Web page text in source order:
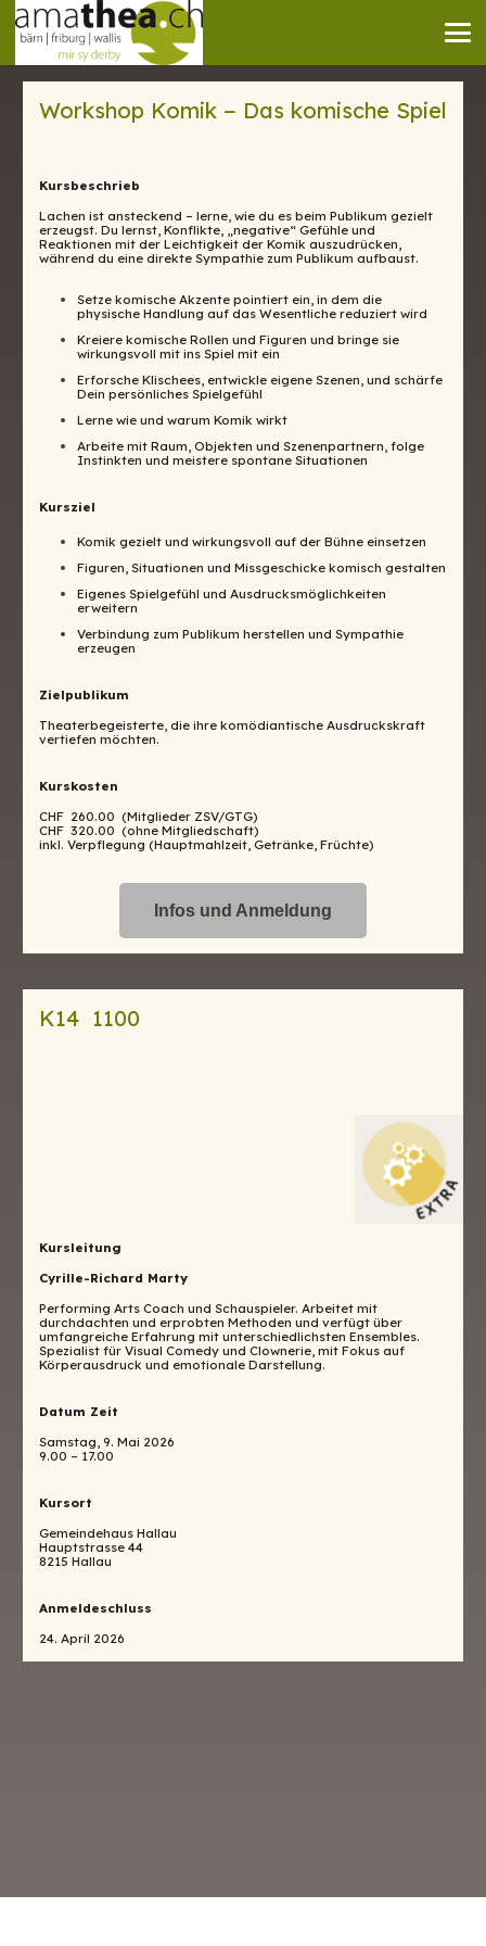
Workshop Komik − Das komische Spiel
Kursbeschrieb
Lachen ist ansteckend – lerne, wie du es beim Publikum gezielt
erzeugst. Du lernst, Konflikte, „negative“ Gefühle und
Reaktionen mit der Leichtigkeit der Komik auszudrücken,
während du eine direkte Sympathie zum Publikum aufbaust.
Setze komische Akzente pointiert ein, in dem die
physische Handlung auf das Wesentliche reduziert wird
Kreiere komische Rollen und Figuren und bringe sie
wirkungsvoll mit ins Spiel mit ein
Erforsche Klischees, entwickle eigene Szenen, und schärfe
Dein persönliches Spielgefühl
Lerne wie und warum Komik wirkt
Arbeite mit Raum, Objekten und Szenenpartnern, folge
Instinkten und meistere spontane Situationen
Kursziel
Komik gezielt und wirkungsvoll auf der Bühne einsetzen
Figuren, Situationen und Missgeschicke komisch gestalten
Eigenes Spielgefühl und Ausdrucksmöglichkeiten
erweitern
Verbindung zum Publikum herstellen und Sympathie
erzeugen
Zielpublikum
Theaterbegeisterte, die ihre komödiantische Ausdruckskraft
vertiefen möchten.
Kurskosten
CHF 260.00 (Mitglieder ZSV/GTG)
CHF 320.00 (ohne Mitgliedschaft)
inkl. Verpflegung (Hauptmahlzeit, Getränke, Früchte)
Infos und Anmeldung
K14 1100
Kursleitung
Cyrille-Richard Marty
Performing Arts Coach und Schauspieler. Arbeitet mit
durchdachten und erprobten Methoden und verfügt über
umfangreiche Erfahrung mit unterschiedlichsten Ensembles.
Spezialist für Visual Comedy und Clownerie, mit Fokus auf
Körperausdruck und emotionale Darstellung.
Datum Zeit
Samstag, 9. Mai 2026
9.00 – 17.00
Kursort
Gemeindehaus Hallau
Hauptstrasse 44
8215 Hallau
Anmeldeschluss
24. April 2026